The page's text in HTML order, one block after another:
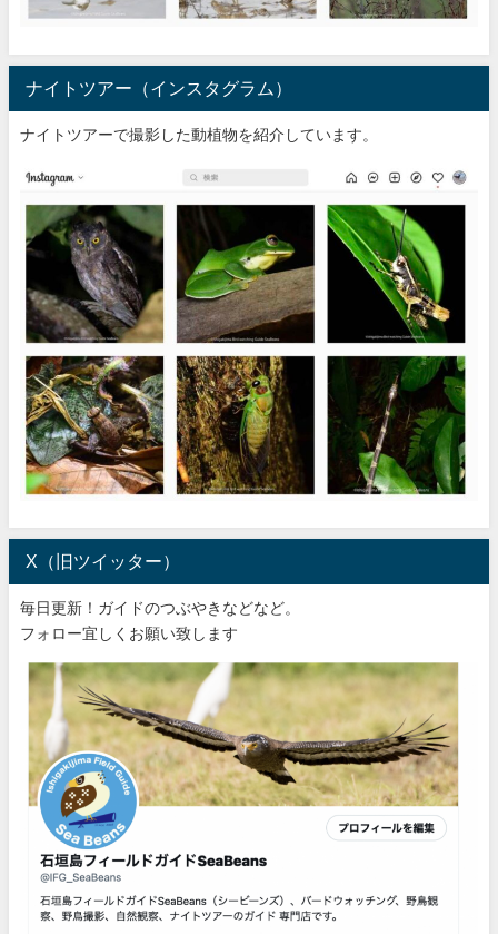
ナイトツアー（インスタグラム）
ナイトツアーで撮影した動植物を紹介しています。
X（旧ツイッター）
毎日更新！ガイドのつぶやきなどなど。
フォロー宜しくお願い致します